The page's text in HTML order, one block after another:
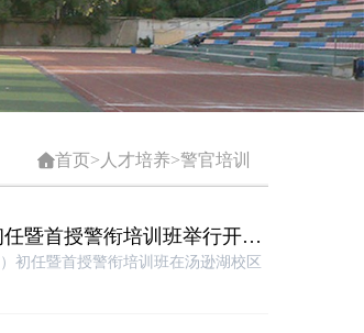
首页> 人才培养>警官培训
暨首授警衔培训班举行开班
初任暨首授警衔培训班在汤逊湖校区